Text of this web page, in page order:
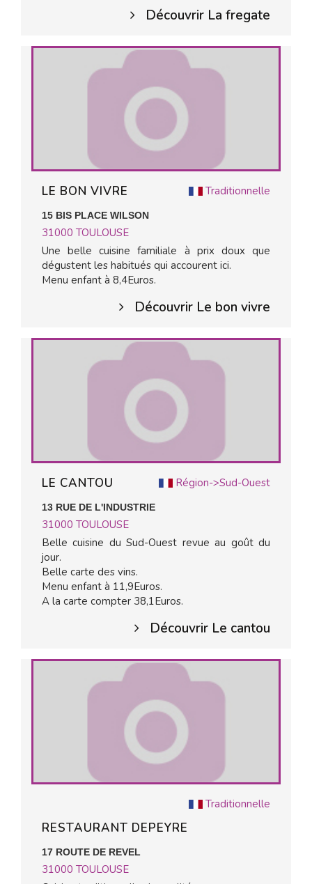
Découvrir La fregate
Traditionnelle
LE BON VIVRE
15 BIS PLACE WILSON
31000 TOULOUSE
Une belle cuisine familiale à prix doux que
dégustent les habitués qui accourent ici.
Menu enfant à 8,4Euros.
Découvrir Le bon vivre
Région->Sud-Ouest
LE CANTOU
13 RUE DE L'INDUSTRIE
31000 TOULOUSE
Belle cuisine du Sud-Ouest revue au goût du
jour.
Belle carte des vins.
Menu enfant à 11,9Euros.
A la carte compter 38,1Euros.
Découvrir Le cantou
Traditionnelle
RESTAURANT DEPEYRE
17 ROUTE DE REVEL
31000 TOULOUSE